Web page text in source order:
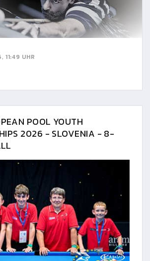
11:49 UHR
POOL YOUTH
2026 - SLOVENIA - 8-